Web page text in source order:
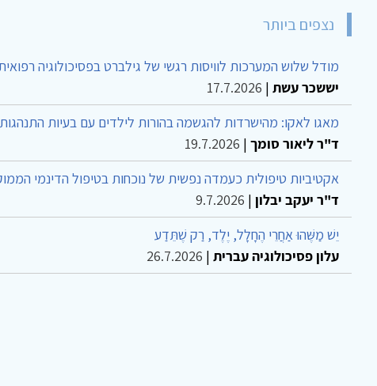
נצפים ביותר
מודל שלוש המערכות לוויסות רגשי של גילברט בפסיכולוגיה
יששכר עשת |
17.7.2026
מאגו לאקו: מהישרדות להגשמה בהורות לילדים עם בעיות התנהגות
ד"ר ליאור סומך |
19.7.2026
אקטיביות טיפולית כעמדה נפשית של נוכחות בטיפול הדינמי
ד"ר יעקב יבלון |
9.7.2026
יֵשׁ מַשֶּׁהוּ אַחֲרֵי הֶחָלָל, יֶלֶד, רַק שֶׁתֵּדַע
עלון פסיכולוגיה עברית |
26.7.2026